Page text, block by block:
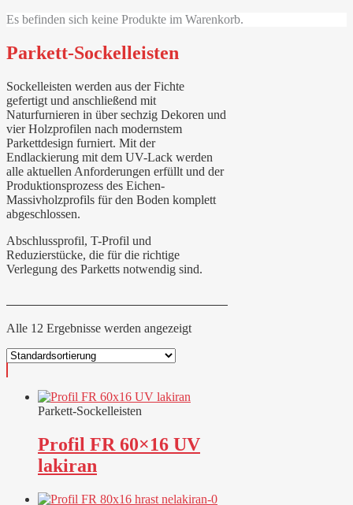
Es befinden sich keine Produkte im Warenkorb.
Parkett-Sockelleisten
Sockelleisten werden aus der Fichte
gefertigt und anschließend mit
Naturfurnieren in über sechzig Dekoren und
vier Holzprofilen nach modernstem
Parkettdesign furniert. Mit der
Endlackierung mit dem UV-Lack werden
alle aktuellen Anforderungen erfüllt und der
Produktionsprozess des Eichen-
Massivholzprofils für den Boden komplett
abgeschlossen.
Abschlussprofil, T-Profil und
Reduzierstücke, die für die richtige
Verlegung des Parketts notwendig sind.
Alle 12 Ergebnisse werden angezeigt
Parkett-Sockelleisten
Profil FR 60×16 UV
lakiran